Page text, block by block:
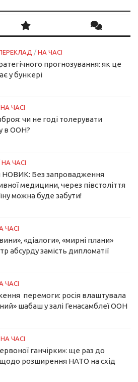
/ НА ЧАСІ
прогнозування: як це
у бункері
НА ЧАСІ
чи не годі толерувати
в ООН?
НА ЧАСІ
НОВИК: Без запровадження
медицини, через півстоліття
можна буде забути!
ЧАСІ
«діалоги», «мирні плани»
абсурду замість дипломатії
ЧАСІ
перемоги: росія влаштувала
шабаш у залі Генасамблеї ООН
НА ЧАСІ
ганчірки»: ще раз до
розширення НАТО на схід